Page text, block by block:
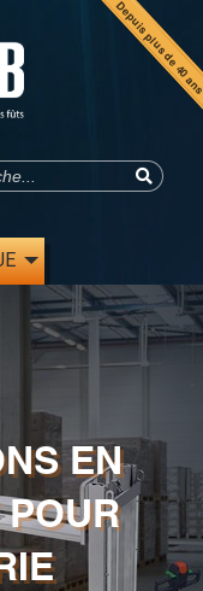
Depuis plus de
EN